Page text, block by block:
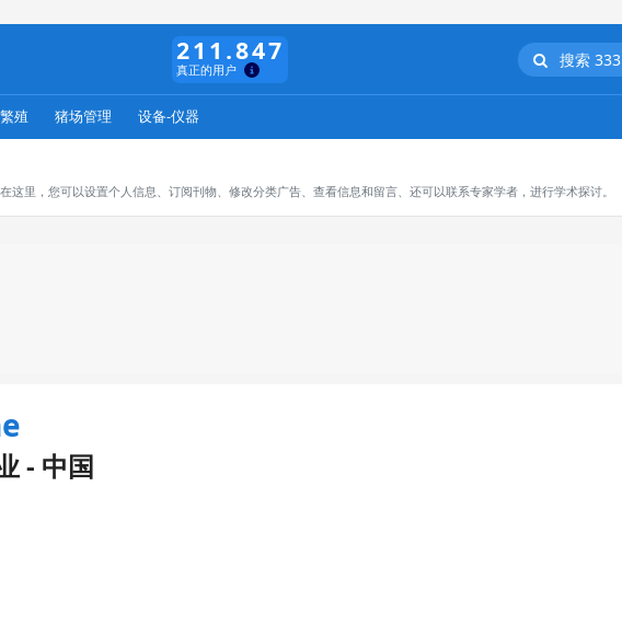
211.847
真正的用户
搜索 333
殖 猪场管理 设备-仪器
里，您可以设置个人信息、订阅刊物、修改分类广告、查看信息和留言、还可以联系专家学者，进行学术探讨。
- 中国